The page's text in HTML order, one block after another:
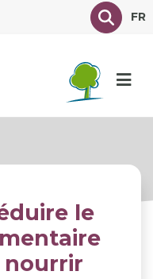
TexteFR
le
nourrir